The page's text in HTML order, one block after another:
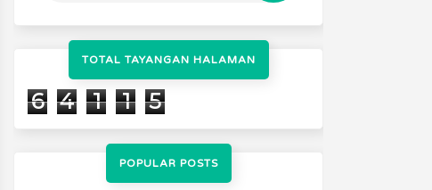
TOTAL TAYANGAN HALAMAN
6 4 1 1 5
POPULAR POSTS